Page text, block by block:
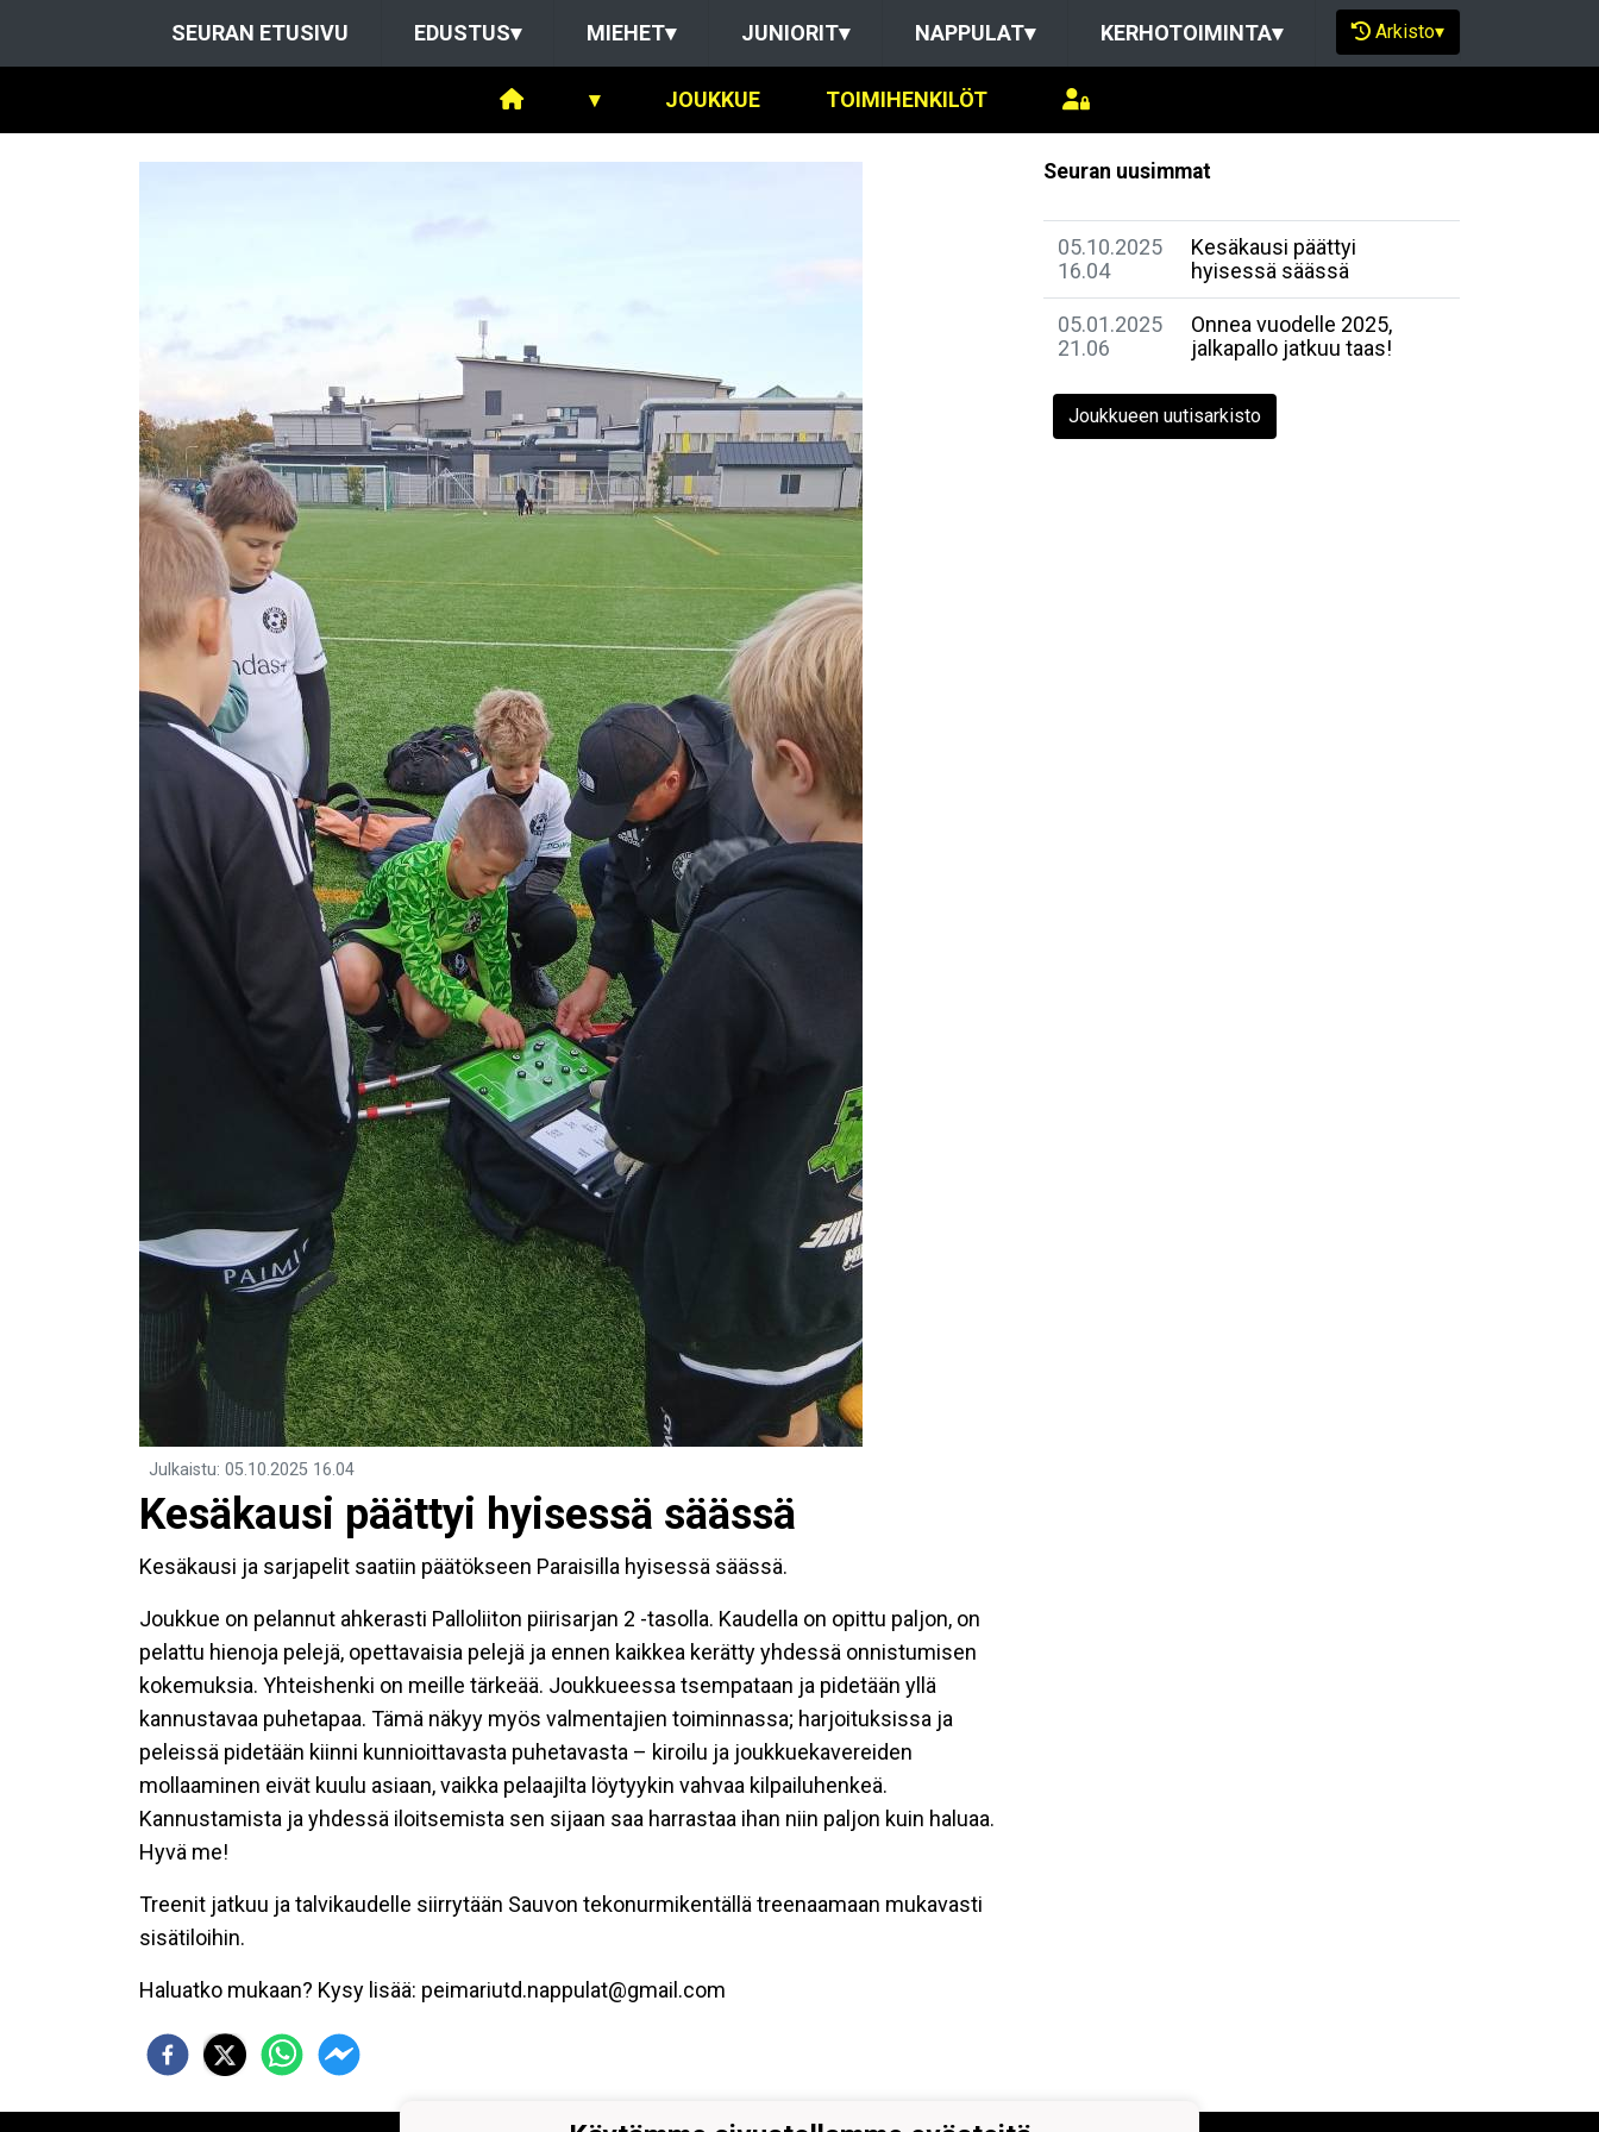
SEURAN ETUSIVU EDUSTUS▾ MIEHET▾ JUNIORIT▾ NAPPULAT▾ KERHOTOIMINTA▾ Arkisto▾
▾ JOUKKUE TOIMIHENKILÖT
Julkaistu: 05.10.2025 16.04
Kesäkausi päättyi hyisessä säässä
Kesäkausi ja sarjapelit saatiin päätökseen Paraisilla hyisessä säässä.
Joukkue on pelannut ahkerasti Palloliiton piirisarjan 2 -tasolla. Kaudella on opittu paljon, on
pelattu hienoja pelejä, opettavaisia pelejä ja ennen kaikkea kerätty yhdessä onnistumisen
kokemuksia. Yhteishenki on meille tärkeää. Joukkueessa tsempataan ja pidetään yllä
kannustavaa puhetapaa. Tämä näkyy myös valmentajien toiminnassa; harjoituksissa ja
peleissä pidetään kiinni kunnioittavasta puhetavasta – kiroilu ja joukkuekavereiden
mollaaminen eivät kuulu asiaan, vaikka pelaajilta löytyykin vahvaa kilpailuhenkeä.
Kannustamista ja yhdessä iloitsemista sen sijaan saa harrastaa ihan niin paljon kuin haluaa.
Hyvä me!
Treenit jatkuu ja talvikaudelle siirrytään Sauvon tekonurmikentällä treenaamaan mukavasti
sisätiloihin.
Haluatko mukaan? Kysy lisää: peimariutd.nappulat@gmail.com
Seuran uusimmat
05.10.2025
16.04
Kesäkausi päättyi
hyisessä säässä
05.01.2025
21.06
Onnea vuodelle 2025,
jalkapallo jatkuu taas!
Joukkueen uutisarkisto